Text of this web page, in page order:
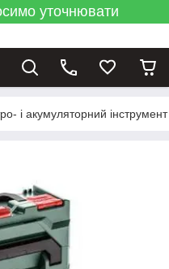
уточнювати
і акумуляторний інструмент